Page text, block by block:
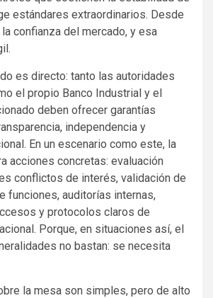
estándares extraordinarios. Desde
confianza del mercado, y esa
es directo: tanto las autoridades
el propio Banco Industrial y el
deben ofrecer garantías
independencia y
En un escenario como este, la
acciones concretas: evaluación
conflictos de interés, validación de
funciones, auditorías internas,
y protocolos claros de
Porque, en situaciones así, el
no bastan: se necesita
la mesa son simples, pero de alto